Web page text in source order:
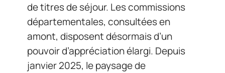
de titres de séjour. Les commissions
départementales, consultées en
amont, disposent désormais d’un
pouvoir d’appréciation élargi. Depuis
janvier 2025, le paysage de